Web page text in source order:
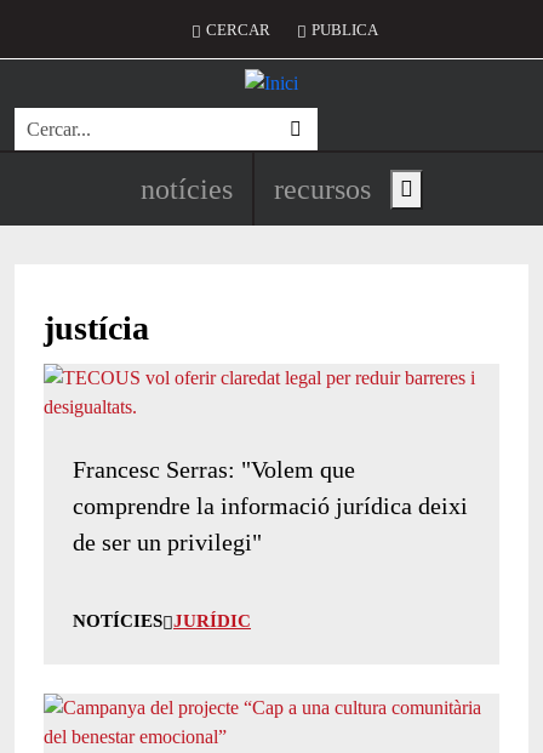
Menú del compte d'usuari
CERCAR PUBLICA
Cerca
Navegació principal de
notícies recursos Show main menu
justícia
Francesc Serras: "Volem que
comprendre la informació jurídica deixi
de ser un privilegi"
NOTÍCIES JURÍDIC